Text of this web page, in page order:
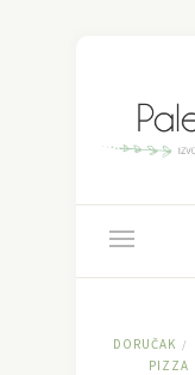
DORUČAK /
PIZZA